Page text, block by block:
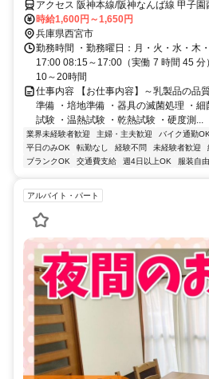
アクセス 阪神本線/阪神なんば線 甲子
本線 甲子園口南口徒歩約27分、阪急神
42分 勤務地詳細：阪神線 甲子園駅／Ｊ
北口駅（バス15分～23分 ※各駅より送
時給1,600円～1,650円
兵庫県西宮市
勤務時間 ・勤務曜日：月・火・水・木
17:00 08:15～17:00（実働 7 時間 45
10～20時間
仕事内容 【お仕事内容】～乳製品の品
準備 ・培地準備 ・器具の滅菌処理 ・
試験 ・温熱試験 ・乾熱試験 ・硬度測...
業界未経験者歓迎 主婦・主夫歓迎 バイク通勤
平日のみOK
転勤なし 経験不問 未経験者歓迎
ブランクOK
交通費支給 週4日以上OK 服装自由
アルバイト・パート